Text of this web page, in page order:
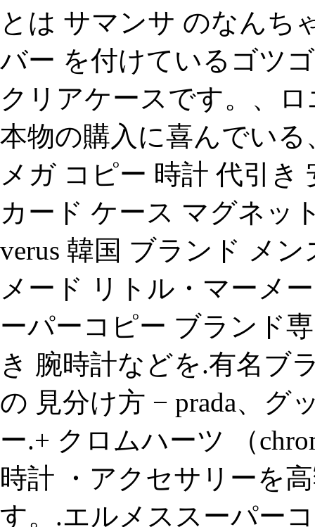
とは サマンサ のなんち
バー を付けているゴツ
クリアケースです。、
本物の購入に喜んでい
メガ コピー 時計 代引き
カード ケース マグネッ
verus 韓国 ブランド メ
メード リトル・マーメ
ーパーコピー ブランド
き 腕時計などを.有名ブ
の 見分け方 − prada、グ
ー.+ クロムハーツ （
時計 ・アクセサリーを
す。.エルメススーパー